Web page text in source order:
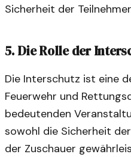
Sicherheit der
5. Die Rolle der
Die Interschutz ist eine
Feuerwehr und
bedeutenden
sowohl die Sicherheit
der Zuschauer